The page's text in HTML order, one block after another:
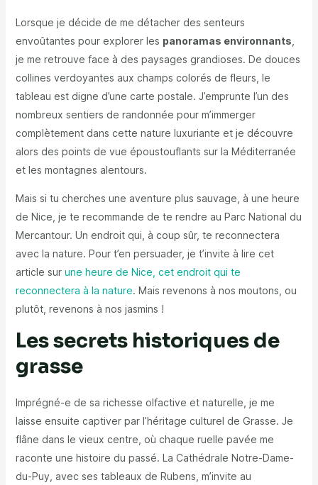
Lorsque je décide de me détacher des senteurs
envoûtantes pour explorer les panoramas environnants
je me retrouve face à des paysages grandioses. De douces
collines verdoyantes aux champs colorés de fleurs, le
tableau est digne d’une carte postale. J’emprunte l’un des
nombreux sentiers de randonnée pour m’immerger
complètement dans cette nature luxuriante et je découvre
alors des points de vue époustouflants sur la Méditerranée
et les montagnes alentours.
Mais si tu cherches une aventure plus sauvage, à une heure
de Nice, je te recommande de te rendre au Parc National du
Mercantour. Un endroit qui, à coup sûr, te reconnectera
avec la nature. Pour t’en persuader, je t’invite à lire cet
article sur une heure de Nice, cet endroit qui te
reconnectera à la nature. Mais revenons à nos moutons, ou
plutôt, revenons à nos jasmins !
Les secrets historiques de
grasse
Imprégné-e de sa richesse olfactive et naturelle, je me
laisse ensuite captiver par l’héritage culturel de Grasse. Je
flâne dans le vieux centre, où chaque ruelle pavée me
raconte une histoire du passé. La Cathédrale Notre-Dame-
du-Puy, avec ses tableaux de Rubens, m’invite au